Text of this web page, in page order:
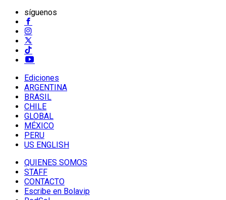
síguenos
Ediciones
ARGENTINA
BRASIL
CHILE
GLOBAL
MÉXICO
PERU
US ENGLISH
QUIENES SOMOS
STAFF
CONTACTO
Escribe en Bolavip